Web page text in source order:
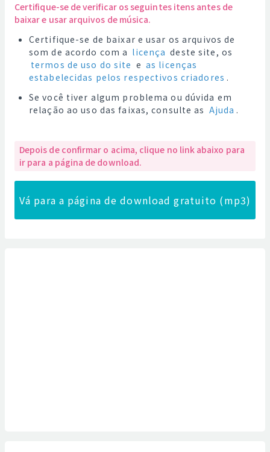
Certifique-se de verificar os seguintes itens antes de
baixar e usar arquivos de música.
Certifique-se de baixar e usar os arquivos de
som de acordo com a licença deste site, os
termos de uso do site e as licenças
estabelecidas pelos respectivos criadores .
Se você tiver algum problema ou dúvida em
relação ao uso das faixas, consulte as Ajuda .
Depois de confirmar o acima, clique no link abaixo para
ir para a página de download.
Vá para a página de download gratuito (mp3)